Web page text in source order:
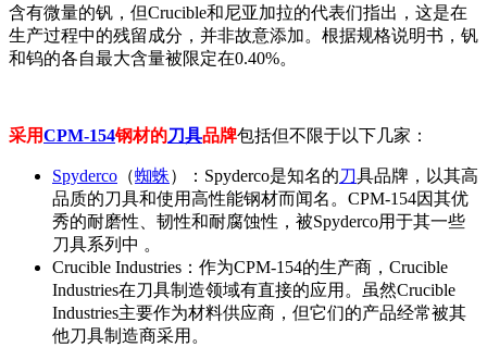
含有微量的钒，但Crucible和尼亚加拉的代表们指出，这是在
生产过程中的残留成分，并非故意添加。根据规格说明书，钒
和钨的各自最大含量被限定在0.40%。
采用CPM-154钢材的刀具品牌包括但不限于以下几家：
Spyderco （蜘蛛）：Spyderco是知名的刀具品牌，以其高
品质的刀具和使用高性能钢材而闻名。CPM-154因其优
秀的耐磨性、韧性和耐腐蚀性，被Spyderco用于其一些
刀具系列中 。
Crucible Industries：作为CPM-154的生产商，Crucible
Industries在刀具制造领域有直接的应用。虽然Crucible
Industries主要作为材料供应商，但它们的产品经常被其
他刀具制造商采用。